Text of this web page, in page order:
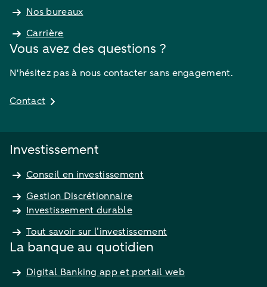
Nos bureaux
Carrière
Vous avez des questions ?
N'hésitez pas à nous contacter sans engagement.
Contact
Investissement
Conseil en investissement
Gestion Discrétionnaire
Investissement durable
Tout savoir sur l’investissement
La banque au quotidien
Digital Banking app et portail web